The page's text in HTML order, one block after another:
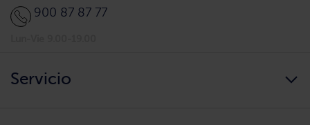
900 87 87 77
Servicio